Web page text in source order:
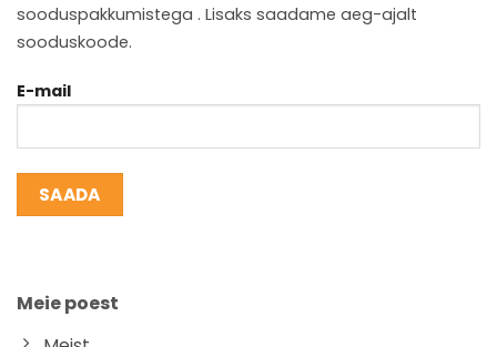
sooduspakkumistega . Lisaks saadame aeg-ajalt
sooduskoode.
E-mail
Meie poest